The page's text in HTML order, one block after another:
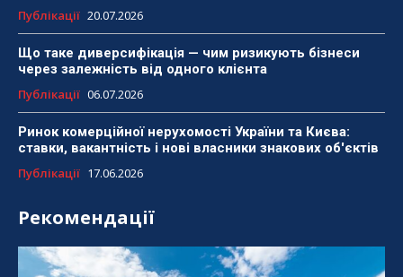
Публікації 20.07.2026
Що таке диверсифікація — чим ризикують бізнеси
через залежність від одного клієнта
Публікації 06.07.2026
Ринок комерційної нерухомості України та Києва:
ставки, вакантність і нові власники знакових об'єктів
Публікації 17.06.2026
Рекомендації